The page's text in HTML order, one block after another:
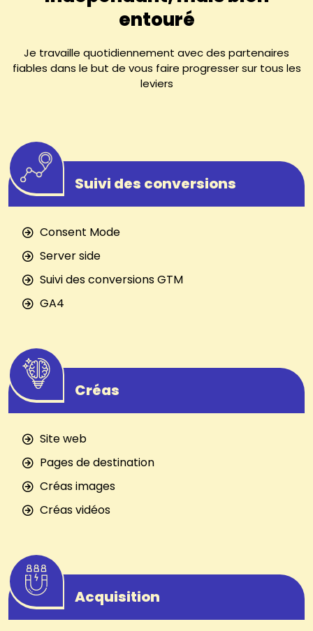
entouré
Je travaille quotidiennement avec des partenaires
fiables dans le but de vous faire progresser sur tous les
leviers
Suivi des conversions
Consent Mode
Server side
Suivi des conversions GTM
GA4
Créas
Site web
Pages de destination
Créas images
Créas vidéos
Acquisition